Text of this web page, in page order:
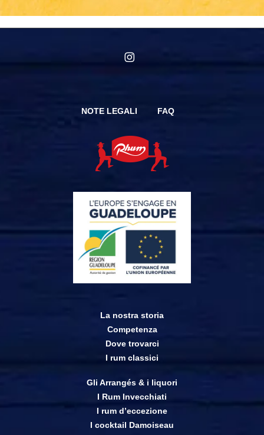
NOTE LEGALI FAQ
La nostra storia
Competenza
Dove trovarci
I rum classici
Gli Arrangés & i liquori
I Rum Invecchiati
I rum d’eccezione
I cocktail Damoiseau